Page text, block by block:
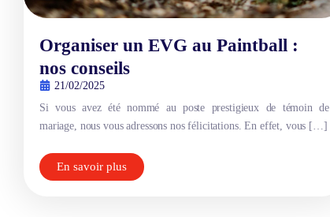
Organiser un EVG au Paintball :
nos conseils
21/02/2025
Si vous avez été nommé au poste prestigieux de témoin de
mariage, nous vous adressons nos félicitations. En effet, vous […]
En savoir plus